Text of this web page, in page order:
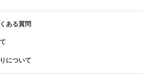
ある質問
について